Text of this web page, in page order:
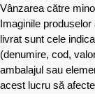
Vânzarea către
Imaginile
livrat sunt cele
(denumire, cod,
ambalajul sau
acest lucru să